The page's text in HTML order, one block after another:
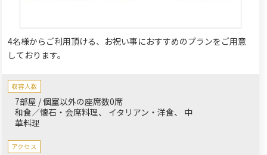
4名様からご利用頂ける、お祝い事におすすめのプランをご用意
しております。
収容人数
7部屋 / 個室以外の座席数0席
和食／懐石・会席料理
イタリアン・洋食
中
華料理
アクセス